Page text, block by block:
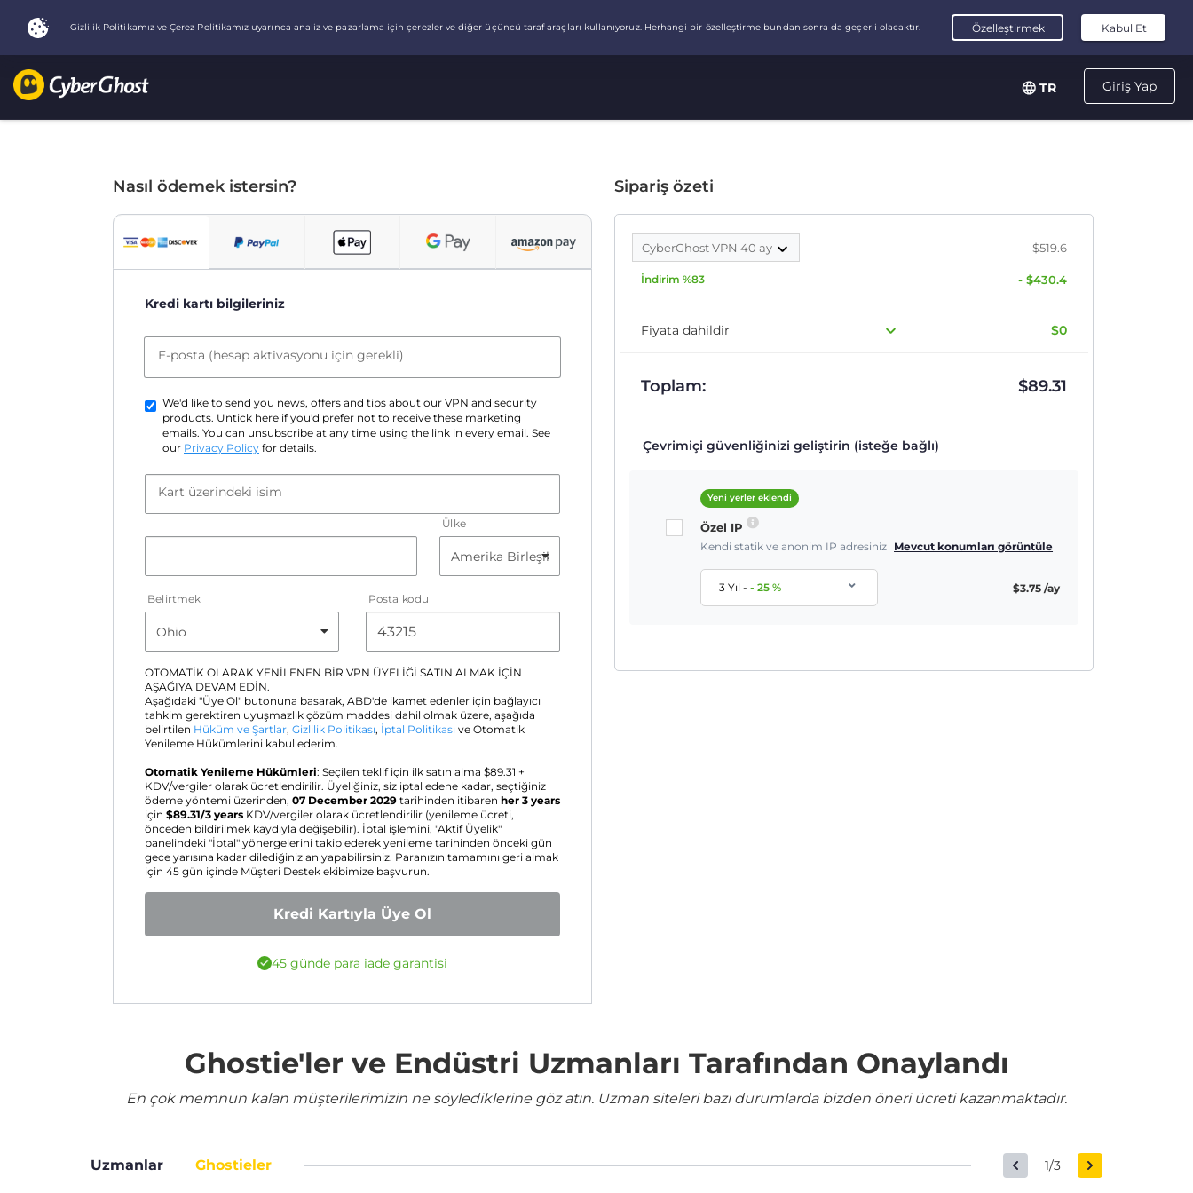
Giriş Yap
TR
Nasıl ödemek istersin?
Kredi kartı bilgileriniz
E-posta (hesap aktivasyonu için gerekli)
We'd like to send you news, offers and tips about our VPN and security
products. Untick here if you'd prefer not to receive these marketing
emails. You can unsubscribe at any time using the link in every email. See
our Privacy Policy for details.
Kart üzerindeki isim
Ülke
Belirtmek Posta kodu
OTOMATİK OLARAK YENİLENEN BİR VPN ÜYELİĞİ SATIN ALMAK İÇİN
AŞAĞIYA DEVAM EDİN.
Aşağıdaki "Üye Ol" butonuna basarak, ABD'de ikamet edenler için bağlayıcı
tahkim gerektiren uyuşmazlık çözüm maddesi dahil olmak üzere, aşağıda
belirtilen Hüküm ve Şartlar, Gizlilik Politikası, İptal Politikası ve Otomatik
Yenileme Hükümlerini kabul ederim.
Otomatik Yenileme Hükümleri: Seçilen teklif için ilk satın alma $89.31 +
KDV/vergiler olarak ücretlendirilir. Üyeliğiniz, siz iptal edene kadar, seçtiğiniz
ödeme yöntemi üzerinden, 07 December 2029 tarihinden itibaren her 3 years
için $89.31/3 years KDV/vergiler olarak ücretlendirilir (yenileme ücreti,
önceden bildirilmek kaydıyla değişebilir). İptal işlemini, "Aktif Üyelik"
panelindeki "İptal" yönergelerini takip ederek yenileme tarihinden önceki gün
gece yarısına kadar dilediğiniz an yapabilirsiniz. Paranızın tamamını geri almak
için 45 gün içinde Müşteri Destek ekibimize başvurun.
Kredi Kartıyla Üye Ol
45 günde para iade garantisi
Sipariş özeti
CyberGhost VPN 40 ay $519.6
İndirim %83 - $430.4
Fiyata dahildir $0
Toplam: $89.31
Çevrimiçi güvenliğinizi geliştirin (isteğe bağlı)
Yeni yerler eklendi
Özel IP
Kendi statik ve anonim IP adresiniz Mevcut konumları görüntüle
3 Yıl--25 % $3.75 /ay
Ghostie'ler ve Endüstri Uzmanları Tarafından Onaylandı
En çok memnun kalan müşterilerimizin ne söylediklerine göz atın. Uzman siteleri bazı durumlarda bizden öneri ücreti kazanmaktadır.
Uzmanlar Ghostieler 1/3